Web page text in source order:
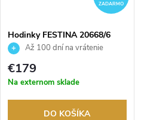
ZADARMO
Hodinky FESTINA 20668/6
Až 100 dní na vrátenie
tovaru. Autorizovaný predajca.
€179
Na externom sklade
DO KOŠÍKA